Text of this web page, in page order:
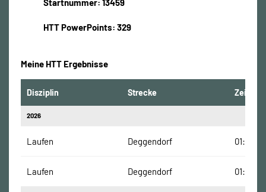
Startnummer: 13459
HTT PowerPoints: 329
Meine HTT Ergebnisse
Disziplin Strecke Zeit
2026
Laufen Deggendorf
Laufen Deggendorf